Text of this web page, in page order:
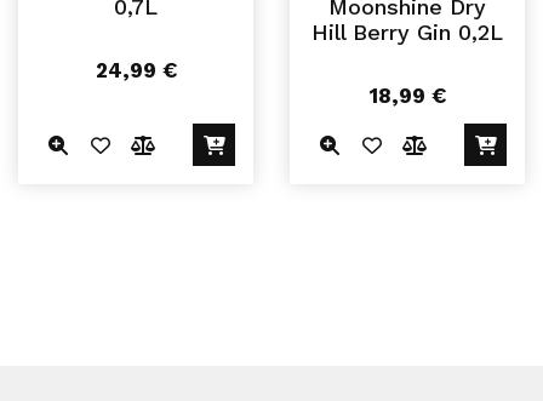
0,7L
24,99 €
Moonshine Dry
Hill Berry Gin 0,2L
18,99 €